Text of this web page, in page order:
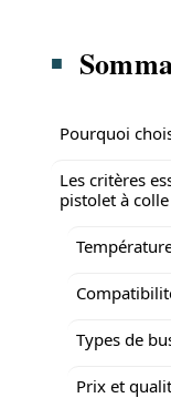
Pourquoi
Les critères
pistolet à colle
Types de
Prix et